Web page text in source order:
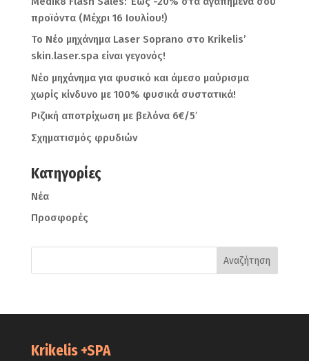
προϊόντα (Μέχρι 16 Ιουλίου!)
Το Νέο μηχάνημα Laser Soprano στο Krikelis’
skin.laser.spa είναι γεγονός!
Νέο μηχάνημα για φυσικό και άμεσο μαύρισμα
χωρίς κίνδυνο με 100% φυσικά συστατικά!
Ριζική αποτρίχωση με βελόνα 6€/5′
Σχηματισμός φρυδιών
Kατηγορίες
Νέα
Προσφορές
Krikelis +SPA